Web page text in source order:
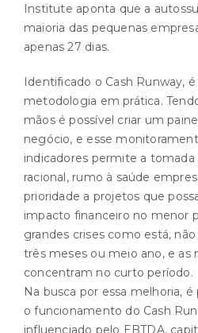
Institute aponta que a
maioria das pequenas
apenas 27 dias.
Identificado o Cash Runway,
metodologia em prática.
mãos é possível criar um
negócio, e esse
indicadores permite a
racional, rumo à saúde
prioridade a projetos que
impacto financeiro no menor
grandes crises como está,
três meses ou meio ano, e as
concentram no curto período.
Na busca por essa melhoria,
o funcionamento do Cash
influenciado pelo EBTDA,